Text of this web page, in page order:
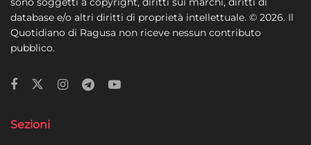
database e/o altri diritti di proprietà intellettuale. © 2026. Il
Quotidiano di Ragusa non riceve nessun contributo
pubblico.
Sezioni